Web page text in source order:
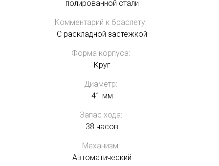
полированной стали
Комментарий к браслету:
C раскладной застежкой
Форма корпуса:
Круг
Диаметр:
41 мм
Запас хода:
38 часов
Механизм:
Автоматический
Получать на почту